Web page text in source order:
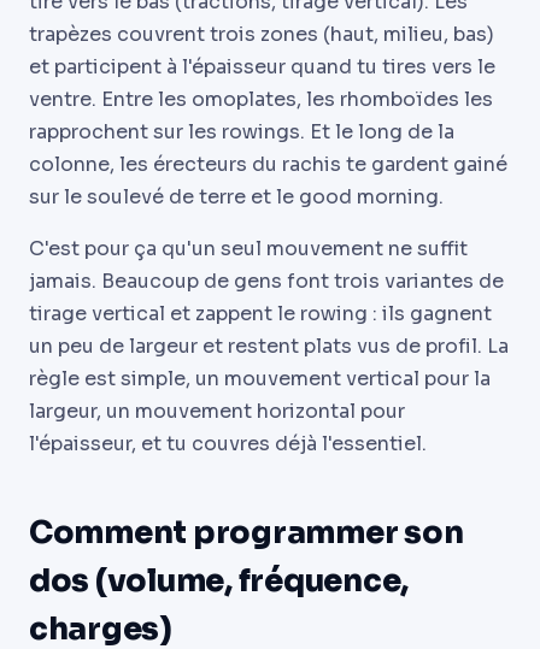
trapèzes couvrent trois zones (haut, milieu, bas)
et participent à l'épaisseur quand tu tires vers le
ventre. Entre les omoplates, les rhomboïdes les
rapprochent sur les rowings. Et le long de la
colonne, les érecteurs du rachis te gardent gainé
sur le soulevé de terre et le good morning.
C'est pour ça qu'un seul mouvement ne suffit
jamais. Beaucoup de gens font trois variantes de
tirage vertical et zappent le rowing : ils gagnent
un peu de largeur et restent plats vus de profil. La
règle est simple, un mouvement vertical pour la
largeur, un mouvement horizontal pour
l'épaisseur, et tu couvres déjà l'essentiel.
Comment programmer son
dos (volume, fréquence,
charges)